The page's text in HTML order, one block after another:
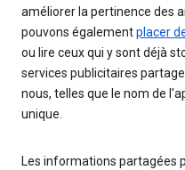
améliorer la pertinence des
pouvons égalementplacer
ou lire ceux qui y sont déjà
services publicitaires
nous, telles que le nom de
unique.
Les informations partagées